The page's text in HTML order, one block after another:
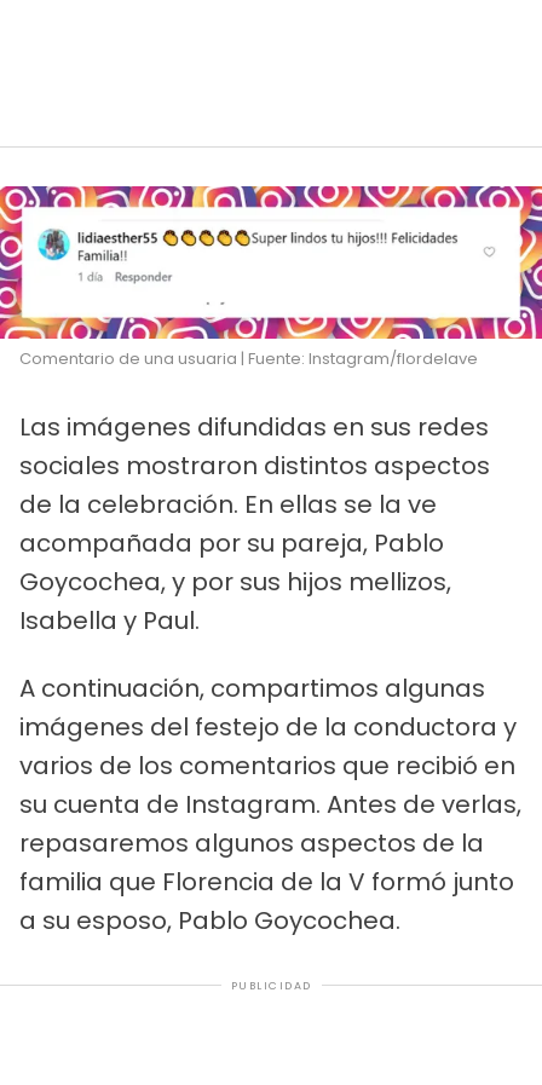
Comentario de una usuaria | Fuente: Instagram/flordelave
Las imágenes difundidas en sus redes
sociales mostraron distintos aspectos
de la celebración. En ellas se la ve
acompañada por su pareja, Pablo
Goycochea, y por sus hijos mellizos,
Isabella y Paul.
A continuación, compartimos algunas
imágenes del festejo de la conductora y
varios de los comentarios que recibió en
su cuenta de Instagram. Antes de verlas,
repasaremos algunos aspectos de la
familia que Florencia de la V formó junto
a su esposo, Pablo Goycochea.
PUBLICIDAD